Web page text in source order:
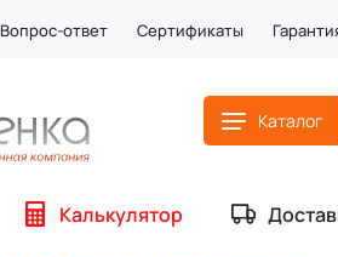
Вопрос-ответ Сертификаты
Каталог
Калькулятор